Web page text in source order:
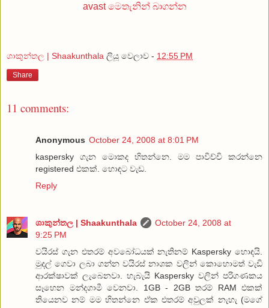
avast මෙතැනින් බාගන්න
ශාකුන්තල | Shaakunthala ලියූ වෙලාව - 12:55 PM
Share
11 comments:
Anonymous October 24, 2008 at 8:01 PM
kaspersky ගැන මොකද හිතන්නෙ. මම පාවිච්චි කරන්නෙ
registered එකක්. හොඳට වැඩ.
Reply
ශාකුන්තල | Shaakunthala
October 24, 2008 at
9:25 PM
වයිරස් ගැන එතරම් අවබෝධයක් නැතිනම් Kaspersky හොඳයි.
මුදල් ගෙවා ලබා ගන්න වයිරස් නාශක වලින් කොහොමත් වැඩි
ආරක්ෂාවක් ලැබෙනවා. හැබැයි Kaspersky වලින් පරිගණකය
සෑහෙන මන්දගාමී වෙනවා. 1GB - 2GB තරම් RAM එකක්
තියෙනව නම් මම හිතන්නෙ ඒක එතරම් අවුලක් නැහැ (මගේ